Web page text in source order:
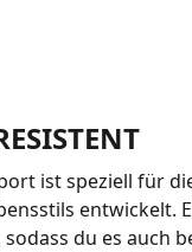
ist speziell für
entwickelt.
du es auch